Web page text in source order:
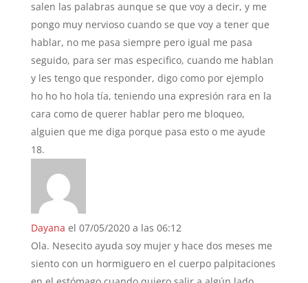
salen las palabras aunque se que voy a decir, y me
pongo muy nervioso cuando se que voy a tener que
hablar, no me pasa siempre pero igual me pasa
seguido, para ser mas especifico, cuando me hablan
y les tengo que responder, digo como por ejemplo
ho ho ho hola tía, teniendo una expresión rara en la
cara como de querer hablar pero me bloqueo,
alguien que me diga porque pasa esto o me ayude
Dayana el 07/05/2020 a las 06:12
Ola. Nesecito ayuda soy mujer y hace dos meses me
siento con un hormiguero en el cuerpo palpitaciones